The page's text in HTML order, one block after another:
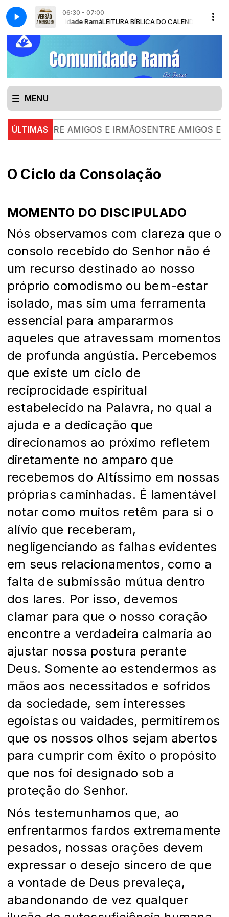
06:30 - 07:00
com Comunidade RamáLEITURA BÍBLICA DO CALENDÁRIO -
Bussinger - Comunidade RamáMomento de edificação - Pr. Érico
MENU
ÚLTIMAS
ENTRE AMIGOS E IRMÃOSENTRE AMIGOS E
O Ciclo da Consolação
MOMENTO DO DISCIPULADO
Nós observamos com clareza que o
consolo recebido do Senhor não é
um recurso destinado ao nosso
próprio comodismo ou bem-estar
isolado, mas sim uma ferramenta
essencial para ampararmos
aqueles que atravessam momentos
de profunda angústia. Percebemos
que existe um ciclo de
reciprocidade espiritual
estabelecido na Palavra, no qual a
ajuda e a dedicação que
direcionamos ao próximo refletem
diretamente no amparo que
recebemos do Altíssimo em nossas
próprias caminhadas. É lamentável
notar como muitos retêm para si o
alívio que receberam,
negligenciando as falhas evidentes
em seus relacionamentos, como a
falta de submissão mútua dentro
dos lares. Por isso, devemos
clamar para que o nosso coração
encontre a verdadeira calmaria ao
ajustar nossa postura perante
Deus. Somente ao estendermos as
mãos aos necessitados e sofridos
da sociedade, sem interesses
egoístas ou vaidades, permitiremos
que os nossos olhos sejam abertos
para cumprir com êxito o propósito
que nos foi designado sob a
proteção do Senhor.
Nós testemunhamos que, ao
enfrentarmos fardos extremamente
pesados, nossas orações devem
expressar o desejo sincero de que
a vontade de Deus prevaleça,
abandonando de vez qualquer